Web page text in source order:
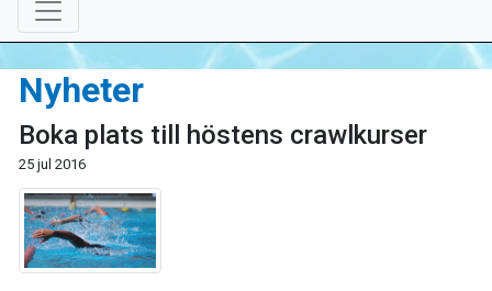
Nyheter
Boka plats till höstens crawlkurser
25 jul 2016